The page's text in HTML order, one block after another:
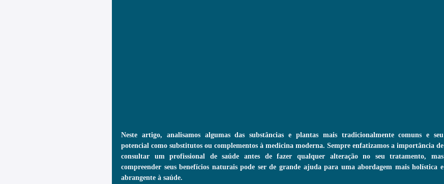
Neste artigo, analisamos algumas das substâncias e plantas mais tradicionalmente comuns e seu
potencial como substitutos ou complementos à medicina moderna. Sempre enfatizamos a importância de
consultar um profissional de saúde antes de fazer qualquer alteração no seu tratamento, mas
compreender seus benefícios naturais pode ser de grande ajuda para uma abordagem mais holística e
abrangente à saúde.